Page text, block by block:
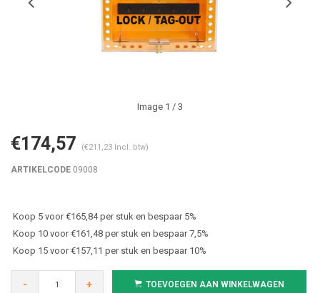
Image 1 / 3
€174,57 (€211,23 Incl. btw)
ARTIKELCODE 09008
Koop 5 voor €165,84 per stuk en bespaar 5%
Koop 10 voor €161,48 per stuk en bespaar 7,5%
Koop 15 voor €157,11 per stuk en bespaar 10%
- + TOEVOEGEN AAN WINKELWAGEN